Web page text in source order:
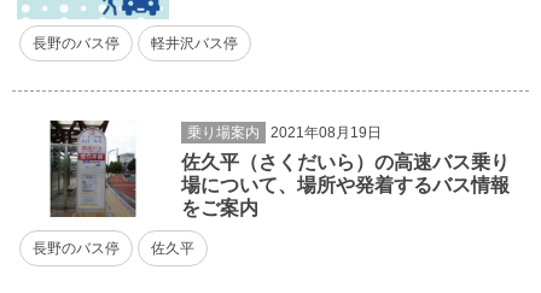
長野のバス停 軽井沢バス停
乗り場案内 2021年08月19日
佐久平（さくだいら）の高速バス乗り
場について、場所や発着するバス情報
をご案内
長野のバス停 佐久平